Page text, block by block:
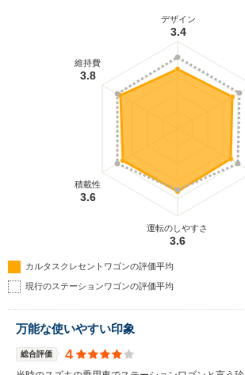
デザイン
3.4
運転のしやすさ
3.6
積載性
3.6
維持費
3.8
カルタスクレセントワゴンの評価平均
現行のステーションワゴンの評価平均
万能な使いやすい印象
総合評価 4